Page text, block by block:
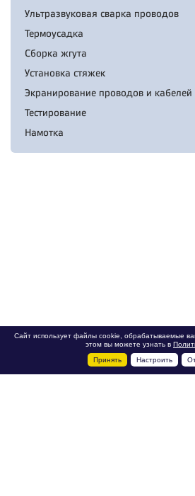
Ультразвуковая сварка проводов
Термоусадка
Сборка жгута
Установка стяжек
Экранирование проводов и кабелей
Тестирование
Намотка
Сайт использует файлы cookie, обрабатываемые
этом вы можете узнать в
Принять
Настроить